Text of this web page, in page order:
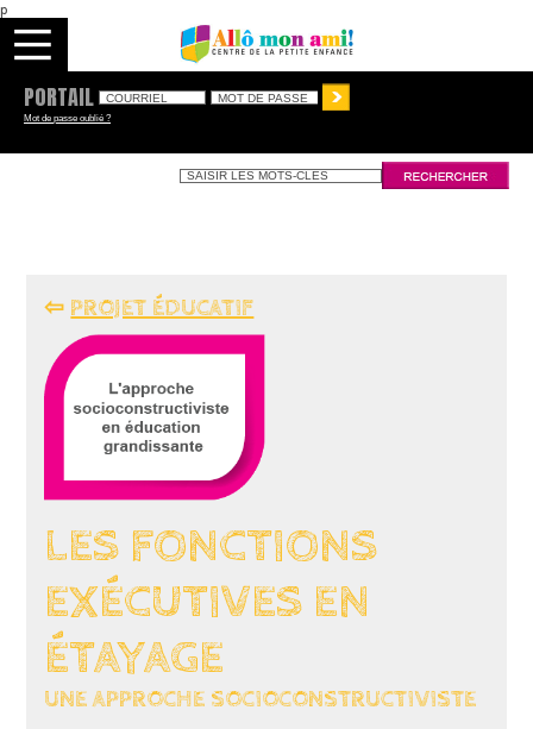
p
PORTAIL
Mot de passe oublié ?
⇦ PROJET ÉDUCATIF
LES FONCTIONS
EXÉCUTIVES EN
ÉTAYAGE
UNE APPROCHE SOCIOCONSTRUCTIVISTE